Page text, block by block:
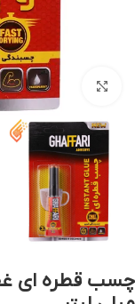
بزرگنمایی تصویر